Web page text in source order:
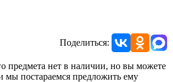
Поделиться:
предмета нет в наличии, но вы можете
мы постараемся предложить ему